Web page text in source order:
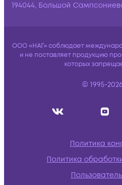
194044, Большой
ООО «НАГ» соблюдает
и не поставляет продукцию
которых
© 1995-
Политика
Политика